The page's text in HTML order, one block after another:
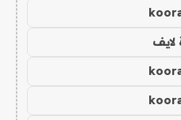
لايف